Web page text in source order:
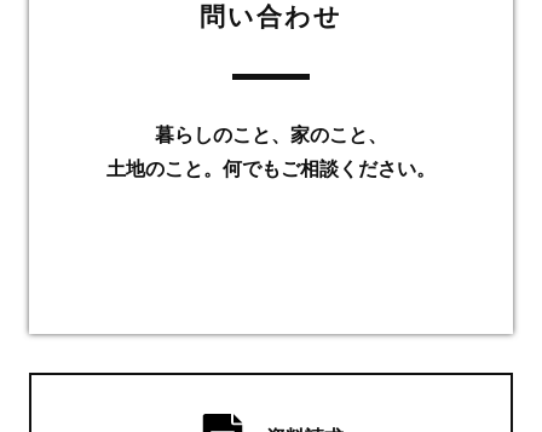
問い合わせ
暮らしのこと、家のこと、
土地のこと。何でもご相談ください。